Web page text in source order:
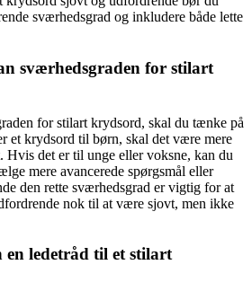
sværhedsgrad og inkludere både lette
sværhedsgraden for stilart
for stilart krydsord, skal du tænke på
et krydsord til børn, skal det være mere
Hvis det er til unge eller voksne, kan du
mere avancerede spørgsmål eller
den rette sværhedsgrad er vigtig for at
nok til at være sjovt, men ikke
ledetråd til et stilart